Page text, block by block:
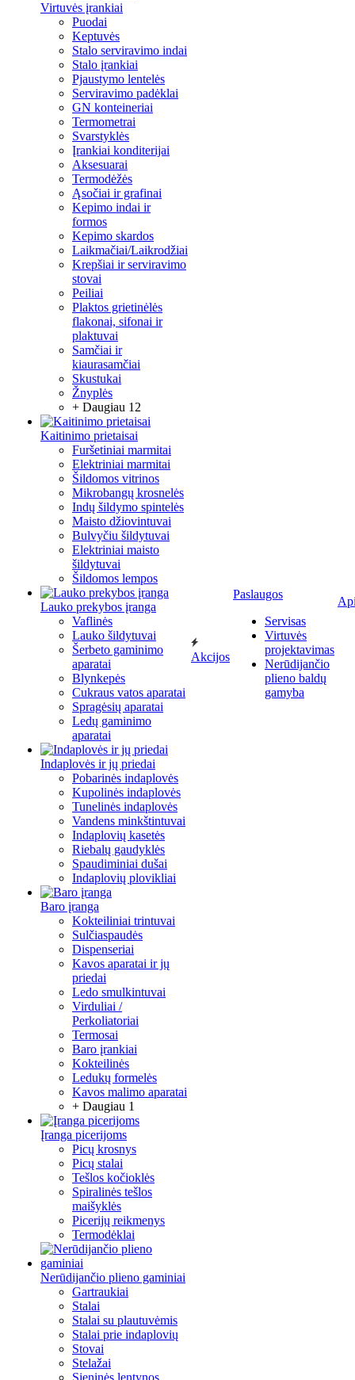
Virtuvės įrankiai
Puodai
Keptuvės
Stalo serviravimo indai
Stalo įrankiai
Pjaustymo lentelės
Serviravimo padėklai
GN konteineriai
Termometrai
Svarstyklės
Įrankiai konditerijai
Aksesuarai
Termodėžės
Ąsočiai ir grafinai
Kepimo indai ir
formos
Kepimo skardos
Laikmačiai/Laikrodžiai
Krepšiai ir serviravimo
stovai
Peiliai
Plaktos grietinėlės
flakonai, sifonai ir
plaktuvai
Samčiai ir
kiaurasamčiai
Skustukai
Žnyplės
+ Daugiau 12
Kaitinimo prietaisai
Furšetiniai marmitai
Elektriniai marmitai
Šildomos vitrinos
Mikrobangų krosnelės
Indų šildymo spintelės
Maisto džiovintuvai
Bulvyčiu šildytuvai
Elektriniai maisto
šildytuvai
Šildomos lempos
Lauko prekybos įranga
Vaflinės
Lauko šildytuvai
Šerbeto gaminimo
aparatai
Blynkepės
Cukraus vatos aparatai
Spragėsių aparatai
Ledų gaminimo
aparatai
Indaplovės ir jų priedai
Pobarinės indaplovės
Kupolinės indaplovės
Tunelinės indaplovės
Vandens minkštintuvai
Indaplovių kasetės
Riebalų gaudyklės
Spaudiminiai dušai
Indaplovių plovikliai
Baro įranga
Kokteiliniai trintuvai
Sulčiaspaudės
Dispenseriai
Kavos aparatai ir jų
priedai
Ledo smulkintuvai
Virduliai /
Perkoliatoriai
Termosai
Baro įrankiai
Kokteilinės
Ledukų formelės
Kavos malimo aparatai
+ Daugiau 1
Įranga picerijoms
Picų krosnys
Picų stalai
Tešlos kočioklės
Spiralinės tešlos
maišyklės
Picerijų reikmenys
Termodėklai
Nerūdijančio plieno gaminiai
Gartraukiai
Stalai
Stalai su plautuvėmis
Stalai prie indaplovių
Stovai
Stelažai
Sieninės lentynos
Akcijos
Paslaugos
Servisas
Virtuvės
projektavimas
Nerūdijančio
plieno baldų
gamyba